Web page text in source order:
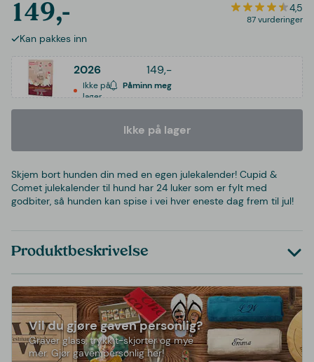
149,- 4,5
87 vurderinger
Kan pakkes inn
2026 149,-
Ikke på
lager
Påminn meg
Ikke på lager
Skjem bort hunden din med en egen julekalender! Cupid &
Comet julekalender til hund har 24 luker som er fylt med
godbiter, så hunden kan spise i vei hver eneste dag frem til jul!
Produktbeskrivelse
Vil du gjøre gaven personlig?
Graver glass, trykk t-skjorter og mye
mer. Gjør gaven personlig her!